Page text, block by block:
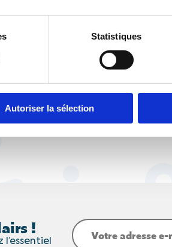
Statistiques
Autoriser la sélection
Invitée par
Expression
CFTC Imane
!